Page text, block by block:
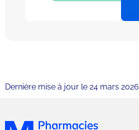
Dernière mise à jour le 24 mars 2026